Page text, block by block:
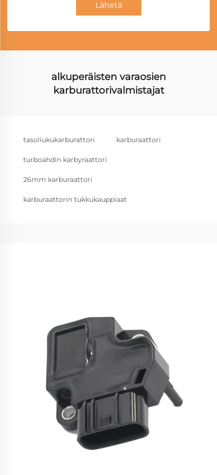
Lähetä
alkuperäisten varaosien
karburattorivalmistajat
tasoliukukarburattori karburaattori
turboahdin karbyraattori
26mm karburaattori
karburaattorin tukkukauppiaat